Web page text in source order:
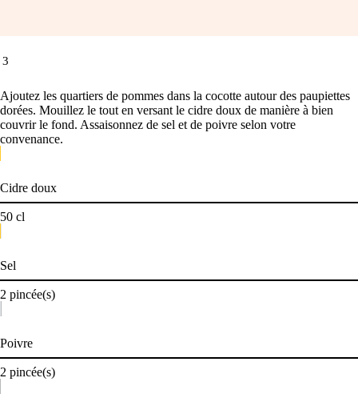
3
Ajoutez les quartiers de pommes dans la cocotte autour des paupiettes
dorées. Mouillez le tout en versant le cidre doux de manière à bien
couvrir le fond. Assaisonnez de sel et de poivre selon votre
convenance.
Cidre doux
50 cl
Sel
2 pincée(s)
Poivre
2 pincée(s)